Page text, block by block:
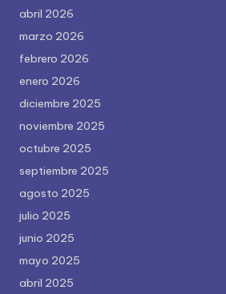
abril 2026
marzo 2026
febrero 2026
enero 2026
diciembre 2025
noviembre 2025
octubre 2025
septiembre 2025
agosto 2025
julio 2025
junio 2025
mayo 2025
abril 2025